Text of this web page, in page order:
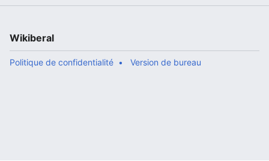
Wikiberal
Politique de confidentialité Version de bureau